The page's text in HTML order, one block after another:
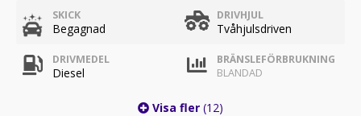
SKICK
Begagnad
DRIVHJUL
Tvåhjulsdriven
DRIVMEDEL
Diesel
BRÄNSLEFÖRBRUKNING
BLANDAD
Visa fler (12)